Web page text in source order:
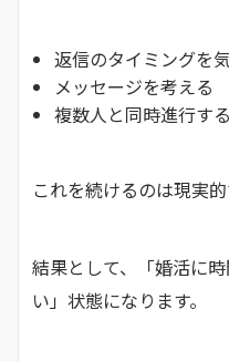
返信のタイミングを
メッセージを考える
複数人と同時進行する
これを続けるのは現実
結果として、「婚活に
い」状態になります。